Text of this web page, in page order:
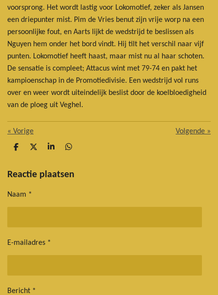
voorsprong. Het wordt lastig voor Lokomotief, zeker als Jansen
een driepunter mist. Pim de Vries benut zijn vrije worp na een
persoonlijke fout, en Aarts lijkt de wedstrijd te beslissen als
Nguyen hem onder het bord vindt. Hij tilt het verschil naar vijf
punten. Lokomotief heeft haast, maar mist nu al haar schoten.
De sensatie is compleet; Attacus wint met 79-74 en pakt het
kampioenschap in de Promotiedivisie. Een wedstrijd vol runs
over en weer wordt uiteindelijk beslist door de koelbloedigheid
van de ploeg uit Veghel.
« Vorige Volgende »
D
e
D
l
S
r
D
e
Reactie plaatsen
Naam *
E-mailadres *
Bericht *